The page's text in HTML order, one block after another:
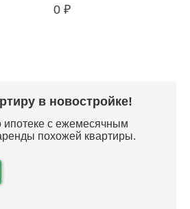
0 ₽
в новостройке!
ипотеке с ежемесячным
похожей квартиры.